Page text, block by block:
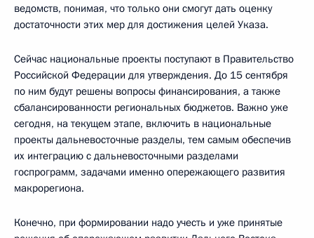
ведомств, понимая, что только они смогут дать оценку
достаточности этих мер для достижения целей Указа.
Сейчас национальные проекты поступают в Правительство
Российской Федерации для утверждения. До 15 сентября
по ним будут решены вопросы финансирования, а также
сбалансированности региональных бюджетов. Важно уже
сегодня, на текущем этапе, включить в национальные
проекты дальневосточные разделы, тем самым обеспечив
их интеграцию с дальневосточными разделами
госпрограмм, задачами именно опережающего развития
макрорегиона.
Конечно, при формировании надо учесть и уже принятые